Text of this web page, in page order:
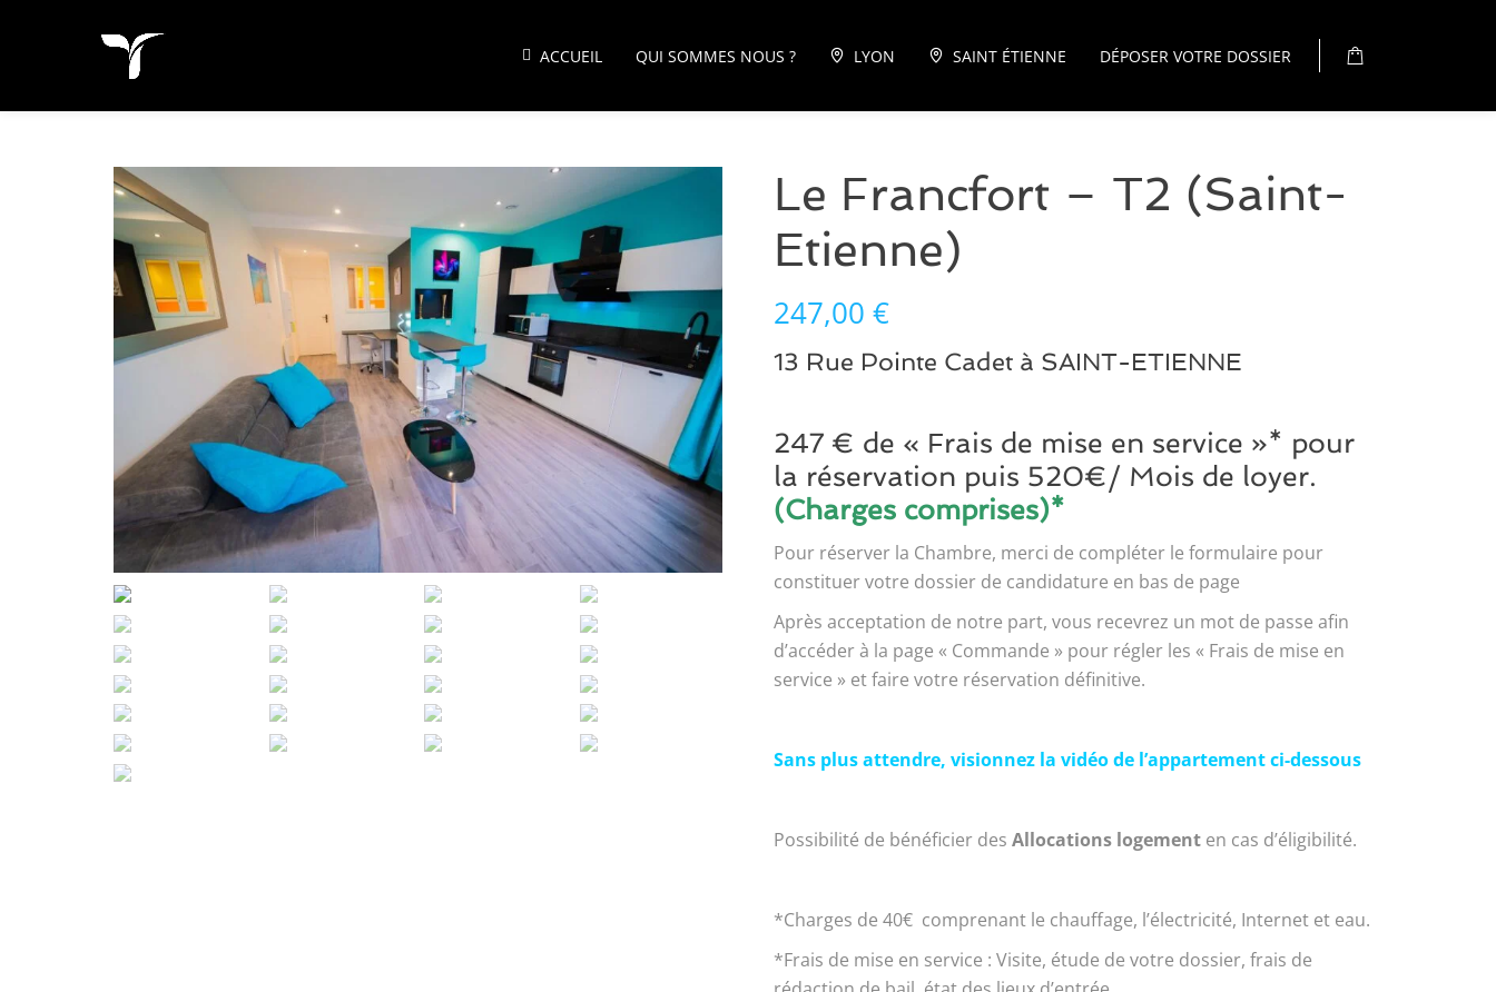
ACCUEIL QUI SOMMES NOUS ? LYON SAINT ÉTIENNE DÉPOSER VOTRE DOSSIER
Le Francfort – T2 (Saint-
Etienne)
247,00 €
13 Rue Pointe Cadet à SAINT-ETIENNE
247 € de « Frais de mise en service »* pour
la réservation puis 520€/ Mois de loyer.
(Charges comprises)*
Pour réserver la Chambre, merci de compléter le formulaire pour
constituer votre dossier de candidature en bas de page
Après acceptation de notre part, vous recevrez un mot de passe afin
d’accéder à la page « Commande » pour régler les « Frais de mise en
service » et faire votre réservation définitive.
Sans plus attendre, visionnez la vidéo de l’appartement ci-dessous
Possibilité de bénéficier des Allocations logementen cas d’éligibilité.
*Charges de 40€ comprenant le chauffage, l’électricité, Internet et eau.
*Frais de mise en service : Visite, étude de votre dossier, frais de